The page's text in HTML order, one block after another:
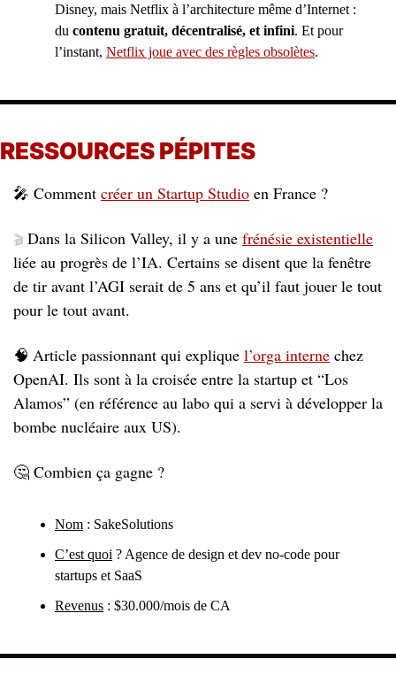
Disney, mais Netflix à l’architecture même d’Internet :
du contenu gratuit, décentralisé, et infini. Et pour
l’instant, Netflix joue avec des règles obsolètes.
RESSOURCES PÉPITES
🎤 Comment créer un Startup Studio en France ?
🎬 Dans la Silicon Valley, il y a une frénésie existentielle
liée au progrès de l’IA. Certains se disent que la fenêtre
de tir avant l’AGI serait de 5 ans et qu’il faut jouer le tout
pour le tout avant.
🧠 Article passionnant qui explique l’orga interne chez
OpenAI. Ils sont à la croisée entre la startup et “Los
Alamos” (en référence au labo qui a servi à développer la
bombe nucléaire aux US).
🤔 Combien ça gagne ?
Nom : SakeSolutions
C’est quoi ? Agence de design et dev no‑code pour
startups et SaaS
Revenus : $30.000/mois de CA